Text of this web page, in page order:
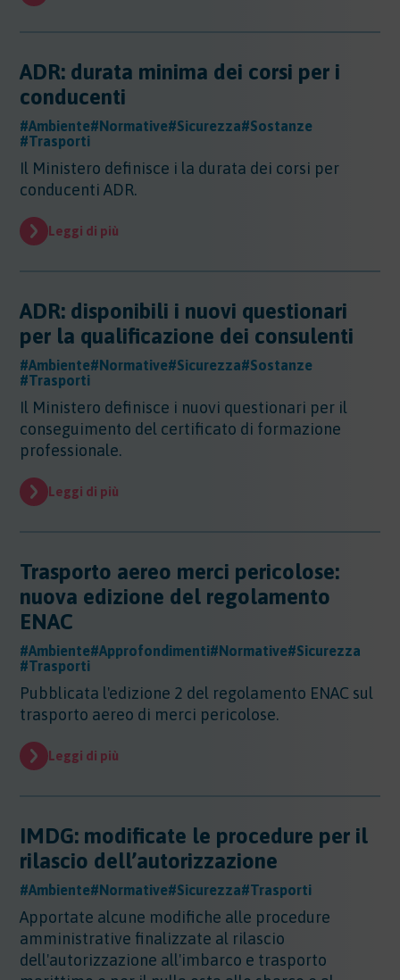
ADR: durata minima dei corsi per i
conducenti
#Ambiente#Normative#Sicurezza#Sostanze
#Trasporti
Il Ministero definisce i la durata dei corsi per
conducenti ADR.
Leggi di più
ADR: disponibili i nuovi questionari
per la qualificazione dei consulenti
#Ambiente#Normative#Sicurezza#Sostanze
#Trasporti
Il Ministero definisce i nuovi questionari per il
conseguimento del certificato di formazione
professionale.
Leggi di più
Trasporto aereo merci pericolose:
nuova edizione del regolamento
ENAC
#Ambiente#Approfondimenti#Normative#Sicurezza
#Trasporti
Pubblicata l'edizione 2 del regolamento ENAC sul
trasporto aereo di merci pericolose.
Leggi di più
IMDG: modificate le procedure per il
rilascio dell’autorizzazione
#Ambiente#Normative#Sicurezza#Trasporti
Apportate alcune modifiche alle procedure
amministrative finalizzate al rilascio
dell'autorizzazione all'imbarco e trasporto